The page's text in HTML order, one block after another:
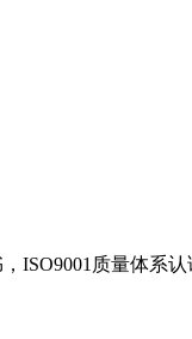
质量体系